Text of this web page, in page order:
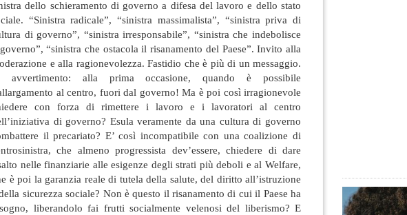
dello schieramento di governo a difesa del lavoro e dello stato
“Sinistra radicale”, “sinistra massimalista”, “sinistra priva di
di governo”, “sinistra irresponsabile”, “sinistra che indebolisce
“sinistra che ostacola il risanamento del Paese”. Invito alla
e alla ragionevolezza. Fastidio che è più di un messaggio.
avvertimento: alla prima occasione, quando è possibile
al centro, fuori dal governo! Ma è poi così irragionevole
con forza di rimettere i lavoro e i lavoratori al centro
di governo? Esula veramente da una cultura di governo
il precariato? E’ così incompatibile con una coalizione di
che almeno progressista dev’essere, chiedere di dare
nelle finanziarie alle esigenze degli strati più deboli e al Welfare,
è poi la garanzia reale di tutela della salute, del diritto all’istruzione
sicurezza sociale? Non è questo il risanamento di cui il Paese ha
liberandolo fai frutti socialmente velenosi del liberismo? E